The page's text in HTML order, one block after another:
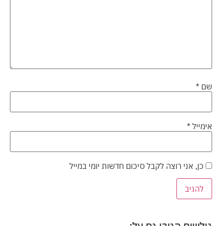
שם *
אימייל *
כן, אני רוצה לקבל סיכום חדשות יומי במייל